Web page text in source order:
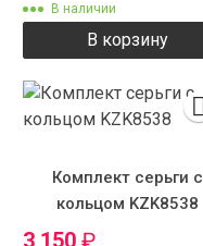
В наличии
В корзину
Комплект серьги с
кольцом KZK8538
3 150 ₽